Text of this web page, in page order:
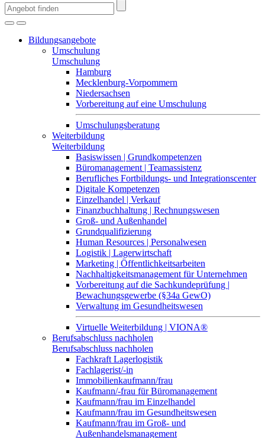
Bildungsangebote
Umschulung
Umschulung
Hamburg
Mecklenburg-Vorpommern
Niedersachsen
Vorbereitung auf eine Umschulung
Umschulungsberatung
Weiterbildung
Weiterbildung
Basiswissen | Grundkompetenzen
Büromanagement | Teamassistenz
Berufliches Fortbildungs- und Integrationscenter
Digitale Kompetenzen
Einzelhandel | Verkauf
Finanzbuchhaltung | Rechnungswesen
Groß- und Außenhandel
Grundqualifizierung
Human Resources | Personalwesen
Logistik | Lagerwirtschaft
Marketing | Öffentlichkeitsarbeiten
Nachhaltigkeitsmanagement für Unternehmen
Vorbereitung auf die Sachkundeprüfung |
Bewachungsgewerbe (§34a GewO)
Verwaltung im Gesundheitswesen
Virtuelle Weiterbildung | VIONA®
Berufsabschluss nachholen
Berufsabschluss nachholen
Fachkraft Lagerlogistik
Fachlagerist/-in
Immobilienkaufmann/frau
Kaufmann/-frau für Büromanagement
Kaufmann/frau im Einzelhandel
Kaufmann/frau im Gesundheitswesen
Kaufmann/frau im Groß- und
Außenhandelsmanagement